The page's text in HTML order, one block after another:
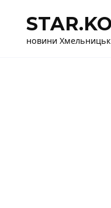
вмісту
новини